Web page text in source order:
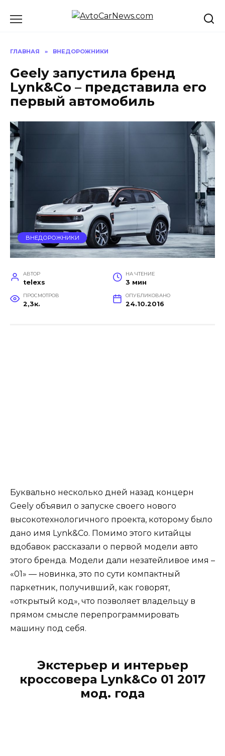
ГЛАВНАЯ » ВНЕДОРОЖНИКИ
Geely запустила бренд
Lynk&Co – представила его
первый автомобиль
ВНЕДОРОЖНИКИ
АВТОР
telexs
НА ЧТЕНИЕ
3 мин
ПРОСМОТРОВ
2,3к.
ОПУБЛИКОВАНО
24.10.2016
Буквально несколько дней назад концерн
Geely объявил о запуске своего нового
высокотехнологичного проекта, которому было
дано имя Lynk&Co. Помимо этого китайцы
вдобавок рассказали о первой модели авто
этого бренда. Модели дали незатейливое имя –
«01» — новинка, это по сути компактный
паркетник, получивший, как говорят,
«открытый код», что позволяет владельцу в
прямом смысле перепрограммировать
машину под себя.
Экстерьер и интерьер
кроссовера Lynk&Co 01 2017
мод. года